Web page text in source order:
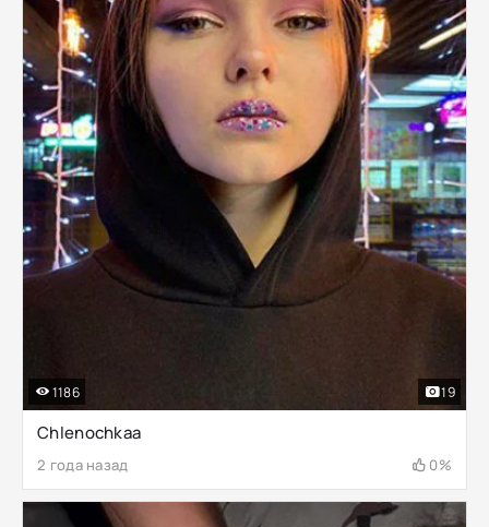
Chlenochkaa
2 года назад 0%
1186 19